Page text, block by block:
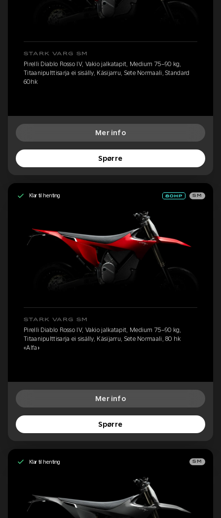
STARK VARG SM
Pirelli Diablo Rosso IV, Vakio jalkatapit, Medium 75–90 kg,
Titaanipulttisarja ei sisälly, Käsijarru, Sete Normaali, Standard
60hk
Mer info
Spørre
Klar til henting SM
STARK VARG SM
Pirelli Diablo Rosso IV, Vakio jalkatapit, Medium 75–90 kg,
Titaanipulttisarja ei sisälly, Käsijarru, Sete Normaali, 80 hk
«Alfa»
Mer info
Spørre
Klar til henting SM